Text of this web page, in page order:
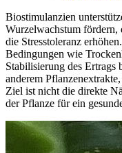
Biostimulanzien
Wurzelwachstum fördern,
die Stresstoleranz
Bedingungen wie
Stabilisierung des Ertrags
anderem
Ziel ist nicht die direkte
der Pflanze für ein